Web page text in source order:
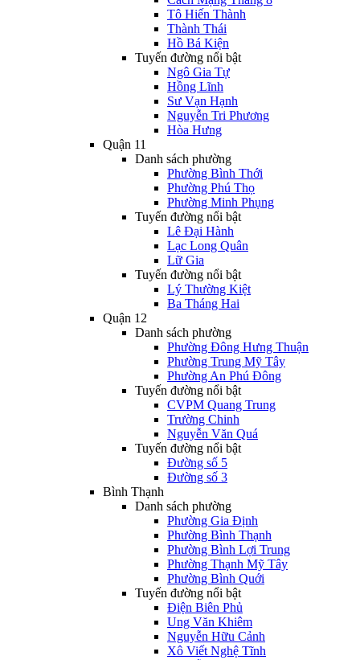
Tô Hiến Thành
Thành Thái
Hồ Bá Kiện
Tuyến đường nổi bật
Ngô Gia Tự
Hồng Lĩnh
Sư Vạn Hạnh
Nguyễn Tri Phương
Hòa Hưng
Quận 11
Danh sách phường
Phường Bình Thới
Phường Phú Thọ
Phường Minh Phụng
Tuyến đường nổi bật
Lê Đại Hành
Lạc Long Quân
Lữ Gia
Tuyến đường nổi bật
Lý Thường Kiệt
Ba Tháng Hai
Quận 12
Danh sách phường
Phường Đông Hưng Thuận
Phường Trung Mỹ Tây
Phường An Phú Đông
Tuyến đường nổi bật
CVPM Quang Trung
Trường Chinh
Nguyễn Văn Quá
Tuyến đường nổi bật
Đường số 5
Đường số 3
Bình Thạnh
Danh sách phường
Phường Gia Định
Phường Bình Thạnh
Phường Bình Lợi Trung
Phường Thạnh Mỹ Tây
Phường Bình Quới
Tuyến đường nổi bật
Điện Biên Phủ
Ung Văn Khiêm
Nguyễn Hữu Cảnh
Xô Viết Nghệ Tĩnh